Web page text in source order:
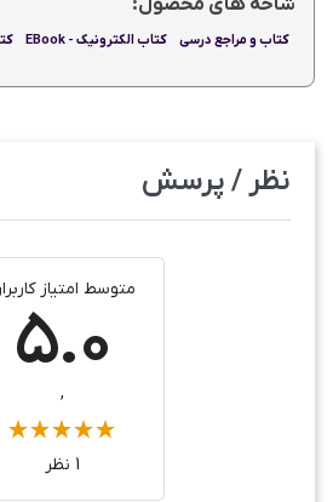
شاخه های محصول:
کتاب و مراجع درسی کتاب الکترونیک - EBook
نظر / پرسش
متوسط امتیاز
5.0
,
1 نظر